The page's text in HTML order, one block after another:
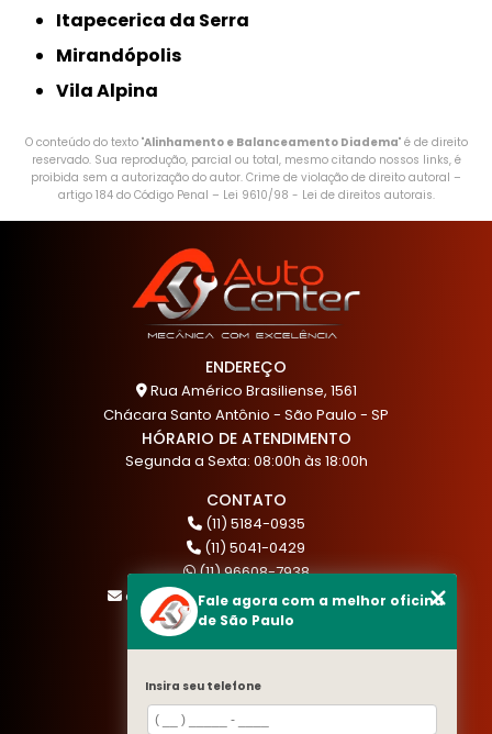
Itapecerica da Serra
Mirandópolis
Vila Alpina
O conteúdo do texto "Alinhamento e Balanceamento Diadema" é de direito
reservado. Sua reprodução, parcial ou total, mesmo citando nossos links, é
proibida sem a autorização do autor. Crime de violação de direito autoral –
artigo 184 do Código Penal – Lei 9610/98 - Lei de direitos autorais.
ENDEREÇO
Rua Américo Brasiliense, 1561
Chácara Santo Antônio - São Paulo - SP
HÓRARIO DE ATENDIMENTO
Segunda a Sexta: 08:00h às 18:00h
CONTATO
(11) 5184-0935
(11) 5041-0429
(11) 96608-7938
atendimento@akautocenter.com.br
MENU
HOME
QUEM SOMOS
Fale agora com a melhor oficina
de São Paulo
Insira seu telefone